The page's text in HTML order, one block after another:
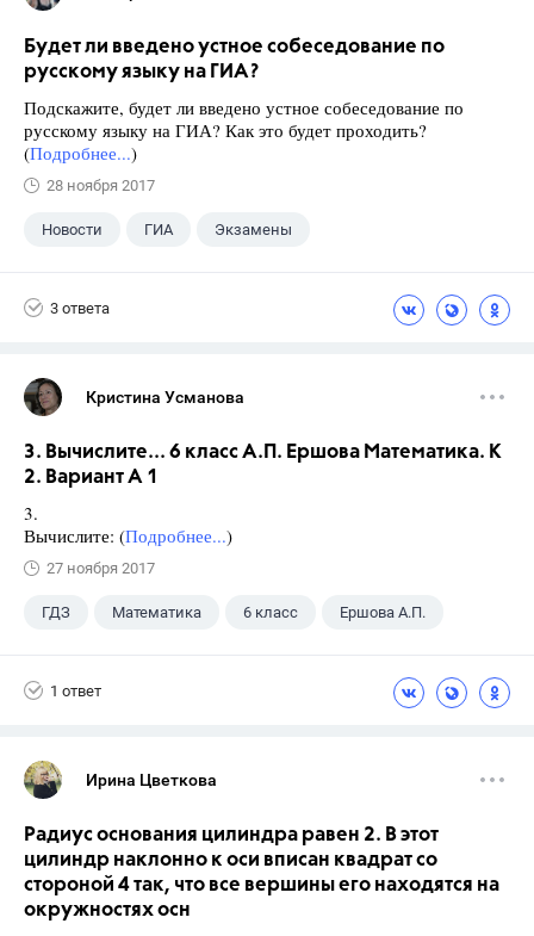
Будет ли введено устное собеседование по
русскому языку на ГИА?
Подскажите, будет ли введено устное собеседование по
русскому языку на ГИА? Как это будет проходить?
(Подробнее...)
28 ноября 2017
Новости ГИА Экзамены
3 ответа
Кристина Усманова
3. Вычислите... 6 класс А.П. Ершова Математика. К
2. Вариант А 1
3.
Вычислите: (Подробнее...)
27 ноября 2017
ГДЗ Математика 6 класс Ершова А.П.
1 ответ
Ирина Цветкова
Радиус основания цилиндра равен 2. В этот
цилиндр наклонно к оси вписан квадрат со
стороной 4 так, что все вершины его находятся на
окружностях осн